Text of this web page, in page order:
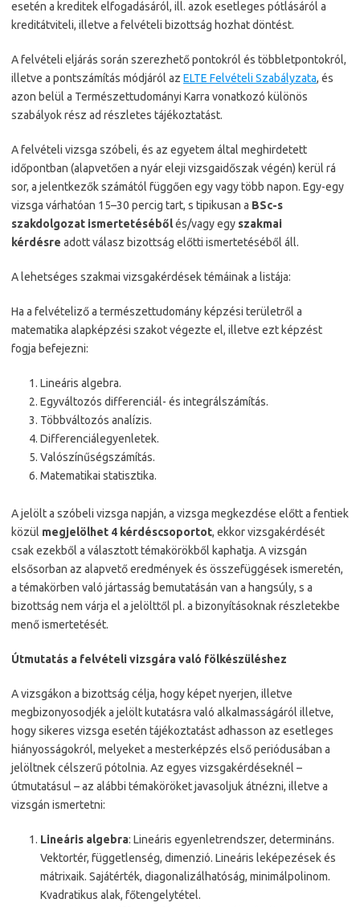
esetén a kreditek elfogadásáról, ill. azok esetleges pótlásáról a
kreditátviteli, illetve a felvételi bizottság hozhat döntést.
A felvételi eljárás során szerezhető pontokról és többletpontokról,
illetve a pontszámítás módjáról az ELTE Felvételi Szabályzata, és
azon belül a Természettudományi Karra vonatkozó különös
szabályok rész ad részletes tájékoztatást.
A felvételi vizsga szóbeli, és az egyetem által meghirdetett
időpontban (alapvetően a nyár eleji vizsgaidőszak végén) kerül rá
sor, a jelentkezők számától függően egy vagy több napon. Egy-egy
vizsga várhatóan 15–30 percig tart, s tipikusan a BSc-s
szakdolgozat ismertetésébőlés/vagy egy szakmai
kérdésre adott válasz bizottság előtti ismertetéséből áll.
A lehetséges szakmai vizsgakérdések témáinak a listája:
Ha a felvételiző a természettudomány képzési területről a
matematika alapképzési szakot végezte el, illetve ezt képzést
fogja befejezni:
Lineáris algebra.
Egyváltozós differenciál- és integrálszámítás.
Többváltozós analízis.
Differenciálegyenletek.
Valószínűségszámítás.
Matematikai statisztika.
A jelölt a szóbeli vizsga napján, a vizsga megkezdése előtt a fentiek
közül megjelölhet 4 kérdéscsoportot, ekkor vizsgakérdését
csak ezekből a választott témakörökből kaphatja. A vizsgán
elsősorban az alapvető eredmények és összefüggések ismeretén,
a témakörben való jártasság bemutatásán van a hangsúly, s a
bizottság nem várja el a jelölttől pl. a bizonyításoknak részletekbe
menő ismertetését.
Útmutatás a felvételi vizsgára való fölkészüléshez
A vizsgákon a bizottság célja, hogy képet nyerjen, illetve
megbizonyosodjék a jelölt kutatásra való alkalmasságáról illetve,
hogy sikeres vizsga esetén tájékoztatást adhasson az esetleges
hiányosságokról, melyeket a mesterképzés első periódusában a
jelöltnek célszerű pótolnia. Az egyes vizsgakérdéseknél –
útmutatásul – az alábbi témaköröket javasoljuk átnézni, illetve a
vizsgán ismertetni:
Lineáris algebra: Lineáris egyenletrendszer, determináns.
Vektortér, függetlenség, dimenzió. Lineáris leképezések és
mátrixaik. Sajátérték, diagonalizálhatóság, minimálpolinom.
Kvadratikus alak, főtengelytétel.